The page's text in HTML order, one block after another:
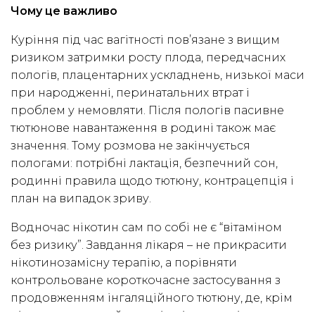
Чому це важливо
Куріння під час вагітності пов’язане з вищим
ризиком затримки росту плода, передчасних
пологів, плацентарних ускладнень, низької маси
при народженні, перинатальних втрат і
проблем у немовляти. Після пологів пасивне
тютюнове навантаження в родині також має
значення. Тому розмова не закінчується
пологами: потрібні лактація, безпечний сон,
родинні правила щодо тютюну, контрацепція і
план на випадок зриву.
Водночас нікотин сам по собі не є “вітаміном
без ризику”. Завдання лікаря – не прикрасити
нікотинозамісну терапію, а порівняти
контрольоване короткочасне застосування з
продовженням інгаляційного тютюну, де, крім